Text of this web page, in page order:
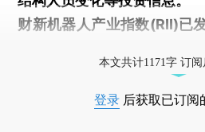
财新机器人产业指数(RII)已
本文共计1171字 订
登录 后获取已订阅